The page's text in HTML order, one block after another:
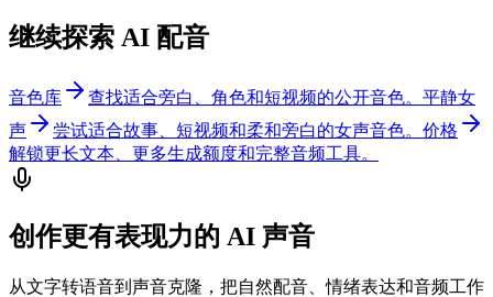
继续探索 AI 配音
音色库 查找适合旁白、角色和短视频的公开音色。 平静女
声
尝试适合故事、短视频和柔和旁白的女声音色。 价格
解锁更长文本、更多生成额度和完整音频工具。
创作更有表现力的 AI 声音
从文字转语音到声音克隆，把自然配音、情绪表达和音频工作